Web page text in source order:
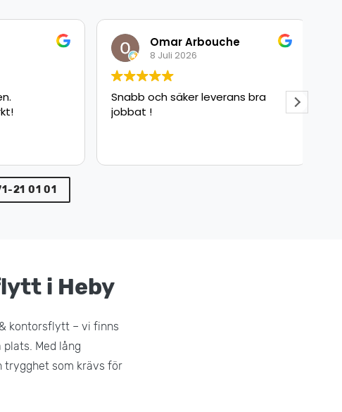
Omar Arbouche
8 Juli 2026
Snabb och säker leverans bra
jobbat !
21 01 01
i Heby
kontorsflytt – vi finns
Med lång
trygghet som krävs för